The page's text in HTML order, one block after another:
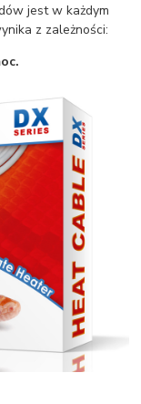
jest w każdym
z zależności: